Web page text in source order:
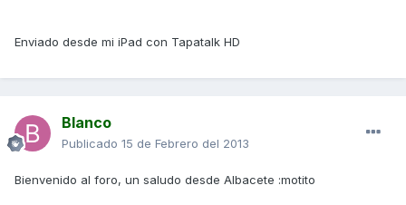
Enviado desde mi iPad con Tapatalk HD
Blanco
Publicado 15 de Febrero del 2013
Bienvenido al foro, un saludo desde Albacete :motito